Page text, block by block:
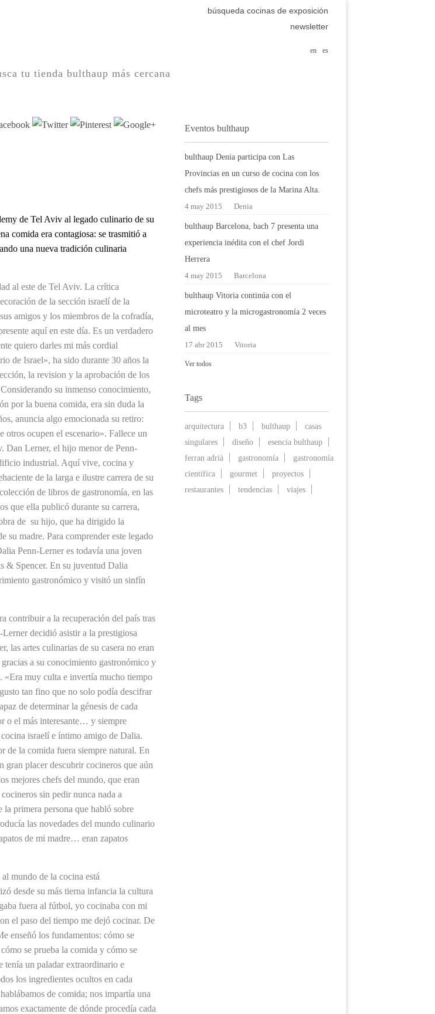
en es
búsqueda cocinas de exposición
newsletter
tu tienda bulthaup más cercana
de Tel Aviv al legado culinario de su
comida era contagiosa: se trasmitió a
una nueva tradición culinaria
al este de Tel Aviv. La crítica
de la sección israelí de la
amigos y los miembros de la cofradía,
aquí en este día. Es un verdadero
quiero darles mi más cordial
de Israel», ha sido durante 30 años la
la revision y la aprobación de los
su inmenso conocimiento,
por la buena comida, era sin duda la
anuncia algo emocionada su retiro:
ocupen el escenario». Fallece un
Dan Lerner, el hijo menor de Penn-
industrial. Aquí vive, cocina y
de la larga e ilustre carrera de su
de libros de gastronomía, en las
que ella publicó durante su carrera,
de su hijo, que ha dirigido la
madre. Para comprender este legado
Penn-Lerner es todavía una joven
& Spencer. En su juventud Dalia
gastronómico y visitó un sinfín
contribuir a la recuperación del país tras
decidió asistir a la prestigiosa
las artes culinarias de su casera no eran
a su conocimiento gastronómico y
«Era muy culta e invertía mucho tiempo
tan fino que no solo podía descifrar
de determinar la génesis de cada
o el más interesante… y siempre
israelí e íntimo amigo de Dalia.
de la comida fuera siempre natural. En
gran placer descubrir cocineros que aún
mejores chefs del mundo, que eran
sin pedir nunca nada a
primera persona que habló sobre
las novedades del mundo culinario
de mi madre… eran zapatos
mundo de la cocina está
desde su más tierna infancia la cultura
fuera al fútbol, yo cocinaba con mi
el paso del tiempo me dejó cocinar. De
enseñó los fundamentos: cómo se
se prueba la comida y cómo se
tenía un paladar extraordinario e
los ingredientes ocultos en cada
de comida; nos impartía una
exactamente de dónde procedía cada
Eventos bulthaup
bulthaup Denia participa con Las
Provincias en un curso de cocina con los
chefs más prestigiosos de la Marina Alta.
4 may 2015 Denia
bulthaup Barcelona, bach 7 presenta una
experiencia inédita con el chef Jordi
Herrera
4 may 2015 Barcelona
bulthaup Vitoria continúa con el
microteatro y la microgastronomía 2 veces
al mes
17 abr 2015 Vitoria
Ver todos
Tags
arquitectura b3 bulthaup
casas
singulares
diseño
esencia bulthaup
ferran adrià
gastronomía
gastronomía
científica
gourmet
proyectos
restaurantes
tendencias viajes